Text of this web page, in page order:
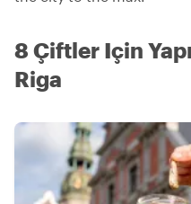
8 Çiftler Için
Riga